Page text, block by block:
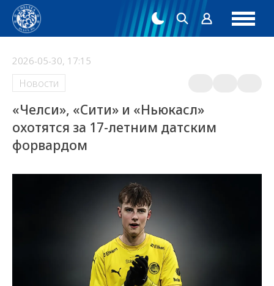
2026-05-30, 17:15
Новости
«Челси», «Сити» и «Ньюкасл»
охотятся за 17-летним датским
форвардом